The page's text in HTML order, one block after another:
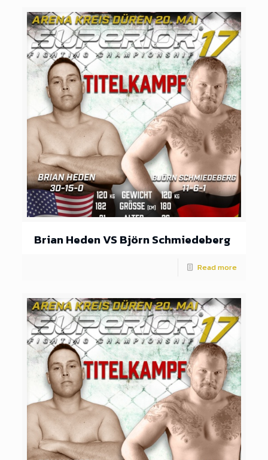
Brian Heden VS Björn Schmiedeberg
Read more